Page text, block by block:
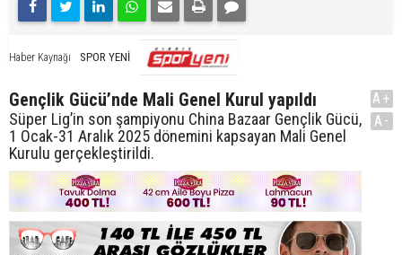
Haber Kaynağı SPOR YENİ
Gençlik Gücü’nde Mali Genel Kurul yapıldı
Süper Lig’in son şampiyonu China Bazaar Gençlik Gücü,
1 Ocak-31 Aralık 2025 dönemini kapsayan Mali Genel
Kurulu gerçekleştirildi.
A+
A-